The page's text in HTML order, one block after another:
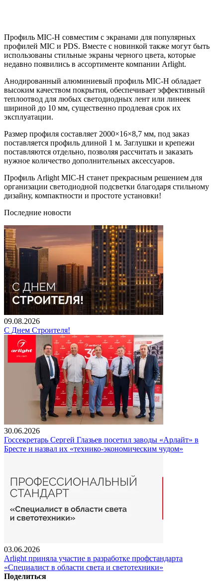
Профиль MIC-H совместим с экранами для популярных
профилей MIC и PDS. Вместе с новинкой также могут быть
использованы стильные экраны черного цвета, которые
недавно появились в ассортименте компании Arlight.
Анодированный алюминиевый профиль MIC-H обладает
высоким качеством покрытия, обеспечивает эффективный
теплоотвод для любых светодиодных лент или линеек
шириной до 10 мм, существенно продлевая срок их
эксплуатации.
Размер профиля составляет 2000×16×8,7 мм, под заказ
поставляется профиль длиной 1 м. Заглушки и крепежи
поставляются отдельно, позволяя рассчитать и заказать
нужное количество дополнительных аксессуаров.
Профиль Arlight MIC-H станет прекрасным решением для
организации светодиодной подсветки благодаря стильному
дизайну, компактности и простоте установки!
Последние новости
09.08.2026
С Днем Строителя!
30.06.2026
Госсекретарь Сергей Глазьев посетил заводы «Арлайт» в
Бресте и назвал их «технико-экономическим чудом»
03.06.2026
Arlight приняла участие в разработке профстандарта
«Специалист в области света и светотехники»
Поделиться